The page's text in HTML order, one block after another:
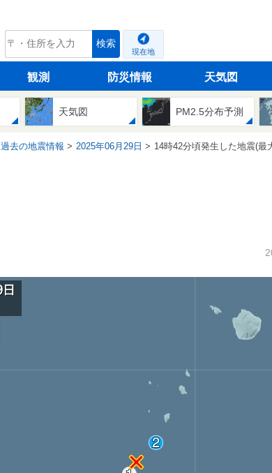
tenki.jp 検索
現在地
観測 防災情報 天気図
天気図 PM2.5分布予測
過去の地震情報 2025年06月29日 14時42分頃発生した地震(最